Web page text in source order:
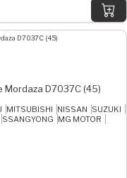
D7037C (45)
MITSUBISHI NISSAN SUZUKI
SSANGYONG MG MOTOR